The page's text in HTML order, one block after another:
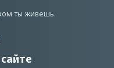
ты живешь.